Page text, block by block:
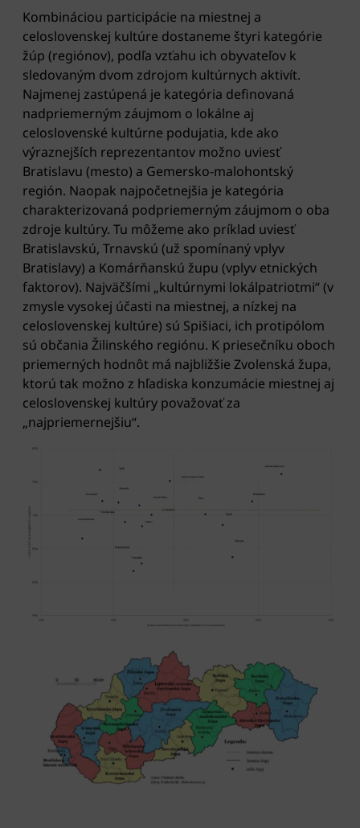
Kombináciou participácie na miestnej a
celoslovenskej kultúre dostaneme štyri kategórie
žúp (regiónov), podľa vzťahu ich obyvateľov k
sledovaným dvom zdrojom kultúrnych aktivít.
Najmenej zastúpená je kategória definovaná
nadpriemerným záujmom o lokálne aj
celoslovenské kultúrne podujatia, kde ako
výraznejších reprezentantov možno uviesť
Bratislavu (mesto) a Gemersko-malohontský
región. Naopak najpočetnejšia je kategória
charakterizovaná podpriemerným záujmom o oba
zdroje kultúry. Tu môžeme ako príklad uviesť
Bratislavskú, Trnavskú (už spomínaný vplyv
Bratislavy) a Komárňanskú župu (vplyv etnických
faktorov). Najväčšími „kultúrnymi lokálpatriotmi“ (v
zmysle vysokej účasti na miestnej, a nízkej na
celoslovenskej kultúre) sú Spišiaci, ich protipólom
sú občania Žilinského regiónu. K priesečníku oboch
priemerných hodnôt má najbližšie Zvolenská župa,
ktorú tak možno z hľadiska konzumácie miestnej aj
celoslovenskej kultúry považovať za
„najpriemernejšiu“.